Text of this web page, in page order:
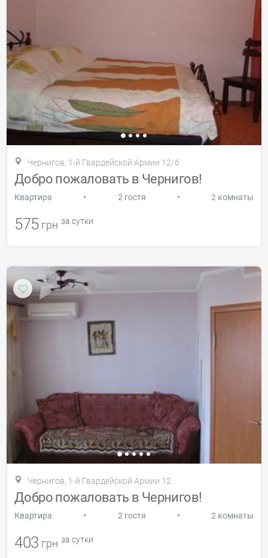
Чернигов, 1-й Гвардейской Армии 12/6
Добро пожаловать в Чернигов!
Квартира • 2 гостя • 2 комнаты
575 грн за сутки
Чернигов, 1-й Гвардейской Армии 12
Добро пожаловать в Чернигов!
Квартира • 2 гостя • 2 комнаты
403 грн за сутки